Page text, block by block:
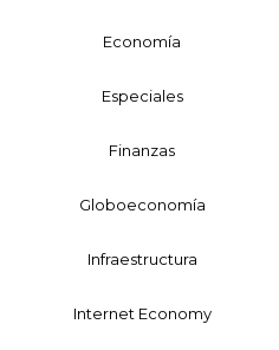
Economía
Especiales
Finanzas
Globoeconomía
Infraestructura
Internet Economy